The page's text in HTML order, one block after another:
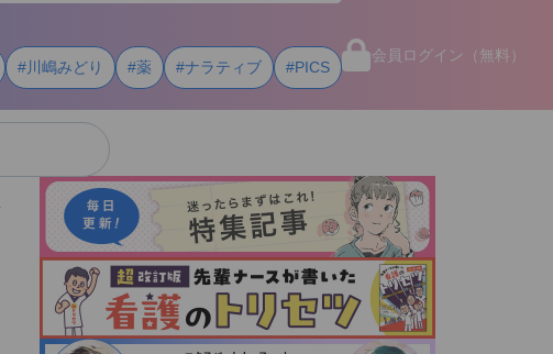
#川嶋みどり #薬 #ナラティブ #PICS
会員ログイン（無料）